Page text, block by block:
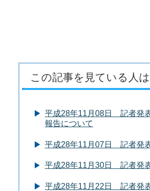
この記事を見ている人
平成28年11月08日 記者発
報告について
平成28年11月07日 記者発
平成28年11月30日 記者発
平成28年11月22日 記者発